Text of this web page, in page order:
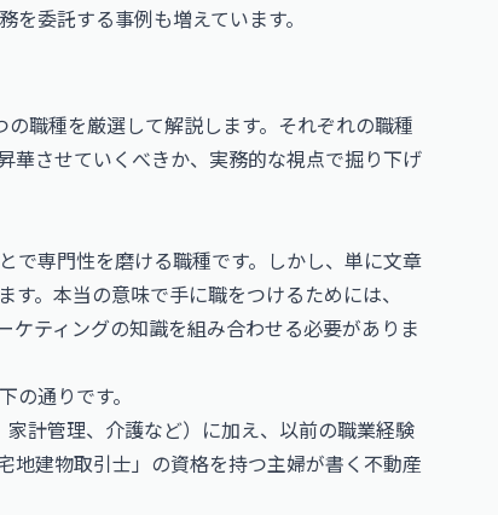
委託する事例も増えています。
職種を厳選して解説します。それぞれの職種
華させていくべきか、実務的な視点で掘り下げ
で専門性を磨ける職種です。しかし、単に文章
。本当の意味で手に職をつけるためには、
ケティングの知識を組み合わせる必要がありま
通りです。
計管理、介護など）に加え、以前の職業経験
地建物取引士」の資格を持つ主婦が書く不動産